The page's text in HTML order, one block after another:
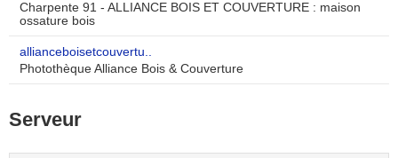
Charpente 91 - ALLIANCE BOIS ET COUVERTURE : maison
ossature bois
allianceboisetcouvertu..
Photothèque Alliance Bois & Couverture
Serveur